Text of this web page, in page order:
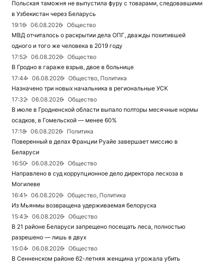
Польская таможня не выпустила фуру с товарами, следовавшими
в Узбекистан через Беларусь
19:16
06.08.2026
Общество
МВД отчиталось о раскрытии дела ОПГ, дважды похитившей
одного и того же человека в 2019 году
17:52
06.08.2026
Общество
В Гродно в гараже взрыв, двое в больнице
17:44
06.08.2026
Общество, Политика
Назначено три новых начальника в региональные УСК
17:32
06.08.2026
Общество
В июле в Гродненской области выпало полторы месячные нормы
осадков, в Гомельской — менее 60%
17:18
06.08.2026
Политика
Поверенный в делах Франции Руайе завершает миссию в
Беларуси
16:50
06.08.2026
Общество
Направлено в суд коррупционное дело директора лесхоза в
Могилеве
16:41
06.08.2026
Общество, Политика
Из Мьянмы возвращена удерживаемая белоруска
15:43
06.08.2026
Общество
В 21 районе Беларуси запрещено посещать леса, полностью
разрешено — лишь в двух
15:04
06.08.2026
Общество
В Сенненском районе 62-летняя женщина угрожала убить